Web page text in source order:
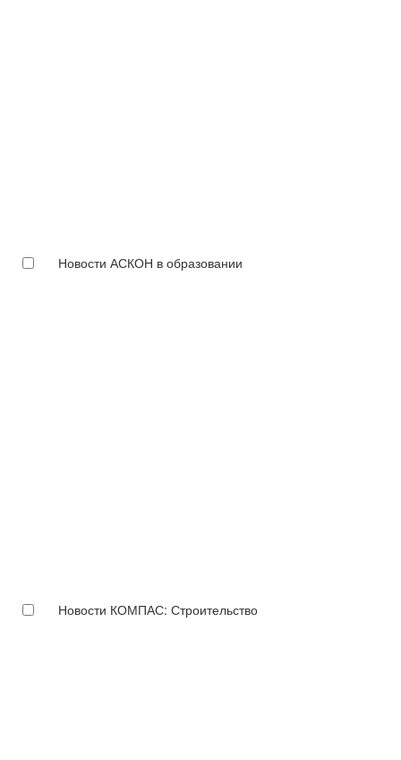
Новости АСКОН в образовании
Новости КОМПАС: Строительство